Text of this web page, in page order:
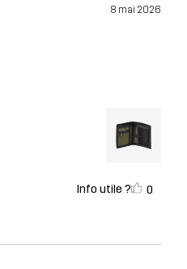
8 mai 2026
Info utile ? 0